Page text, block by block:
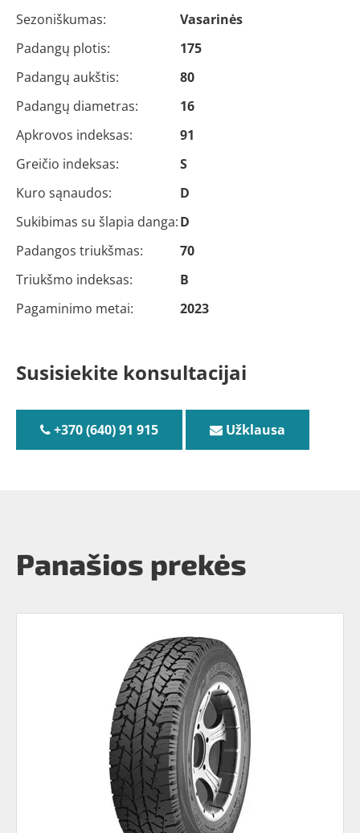
Sezoniškumas:
Vasarinės
Padangų plotis:
175
Padangų aukštis:
80
Padangų diametras:
16
Apkrovos indeksas:
91
Greičio indeksas:
S
Kuro sąnaudos:
D
Sukibimas su šlapia danga:D
Padangos triukšmas:
70
Triukšmo indeksas:
B
Pagaminimo metai:
2023
Susisiekite konsultacijai
+370 (640) 91 915 Užklausa
Panašios prekės